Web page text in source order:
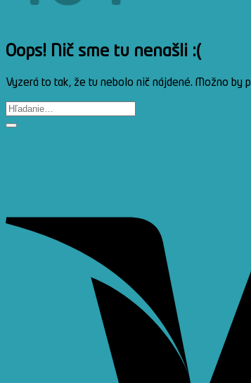
Oops! Nič sme tu nenašli :(
Vyzerá to tak, že tu nebolo nič nájdené. Možno by